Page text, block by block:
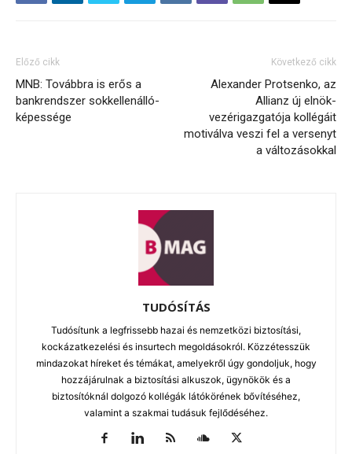
Előző cikk
MNB: Továbbra is erős a
bankrendszer sokkellenálló-
képessége
Következő cikk
Alexander Protsenko, az
Allianz új elnök-
vezérigazgatója kollégáit
motiválva veszi fel a versenyt
a változásokkal
TUDÓSÍTÁS
Tudósítunk a legfrissebb hazai és nemzetközi biztosítási,
kockázatkezelési és insurtech megoldásokról. Közzétesszük
mindazokat híreket és témákat, amelyekről úgy gondoljuk, hogy
hozzájárulnak a biztosítási alkuszok, ügynökök és a
biztosítóknál dolgozó kollégák látókörének bővítéséhez,
valamint a szakmai tudásuk fejlődéséhez.